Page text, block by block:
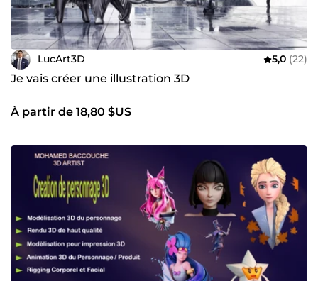
LucArt3D 5,0 (22)
Je vais créer une illustration 3D
À partir de 18,80 $US